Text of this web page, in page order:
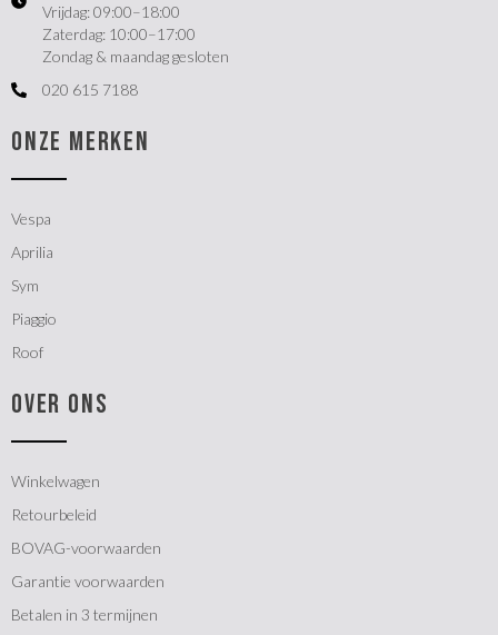
Vrijdag: 09:00–18:00
Zaterdag: 10:00–17:00
Zondag & maandag gesloten
020 615 7188
ONZE MERKEN
Vespa
Aprilia
Sym
Piaggio
Roof
OVER ONS
Winkelwagen
Retourbeleid
BOVAG-voorwaarden
Garantie voorwaarden
Betalen in 3 termijnen